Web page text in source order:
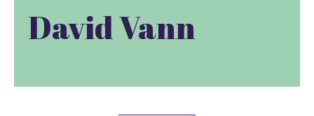
David Vann